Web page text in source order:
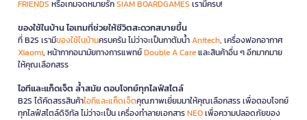
FRIENDS หรือเกมจดหมายรักSIAM BOARDGAMES เรามีครบ!
ของใช้ในบ้าน ไอเทมที่ช่วยให้ชีวิตสะดวกสบายขึ้น
ที่ B2S เรามีของใช้ในบ้านครบครัน ไม่ว่าจะเป็นกาต้มน้ำAnitech, เครื่องฟอกอากาศ
Xiaomi, หน้ากากอนามัยทางการแพทย์Double A Careและสินค้าอื่น ๆ อีกมากมาย
ให้คุณเลือกสรร
ไอทีและแก็ดเจ็ต ล้ำสมัย ตอบโจทย์ทุกไลฟ์สไตล์
B2S ได้คัดสรรสินค้าไอทีและแก็ดเจ็ตคุณภาพเยี่ยมมาให้คุณเลือกสรร เพื่อตอบโจทย์
ทุกไลฟ์สไตล์ดิจิทัล ไม่ว่าจะเป็น เครื่องทำลายเอกสารNEOเพื่อความปลอดภัยของ